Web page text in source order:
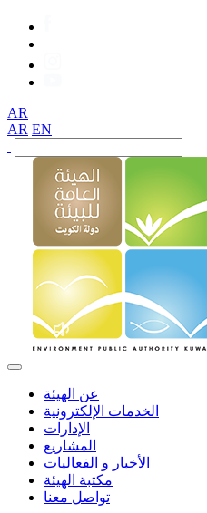
AR
AR EN
عن الهيئة
الخدمات الإلكترونية
الإدارات
المشاريع
الأخبار و الفعاليات
مكتبة الهيئة
تواصل معنا